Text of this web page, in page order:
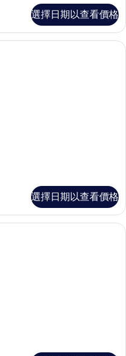
選擇日期以查看價格
級寢具、迷你吧、書桌、筆電工作空
選擇日期以查看價格
庭三人房 | 高級寢具、迷你吧、書